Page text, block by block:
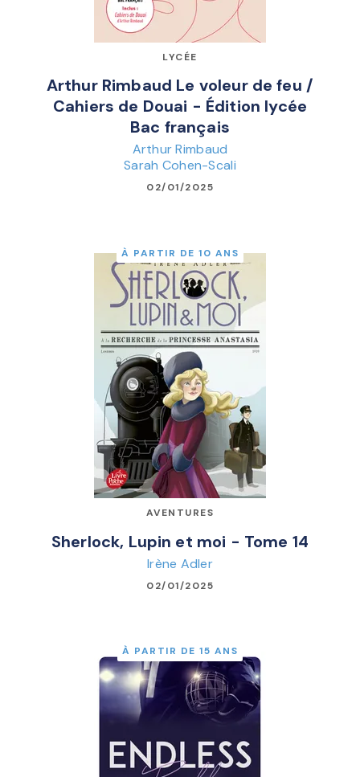
LYCÉE
Arthur Rimbaud Le voleur de feu /
Cahiers de Douai - Édition lycée
Bac français
Arthur Rimbaud
Sarah Cohen-Scali
02/01/2025
À PARTIR DE 10 ANS
AVENTURES
Sherlock, Lupin et moi - Tome 14
Irène Adler
02/01/2025
À PARTIR DE 15 ANS